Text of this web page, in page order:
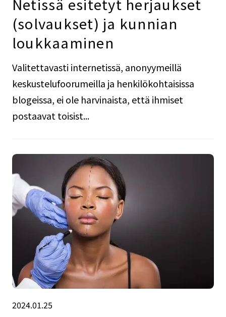
(solvaukset) ja kunnian
loukkaaminen
Valitettavasti internetissä, anonyymeillä
keskustelufoorumeilla ja henkilökohtaisissa
blogeissa, ei ole harvinaista, että ihmiset
postaavat toisist...
2024.01.25